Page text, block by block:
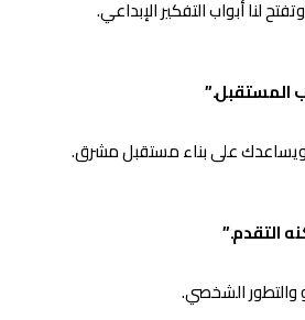
لنا أبواب التفكير الإبداعي.
المستقبل.”
ويساعدك على بناء مستقبل مشرق.
التقدم.”
والتطور الشخصي.